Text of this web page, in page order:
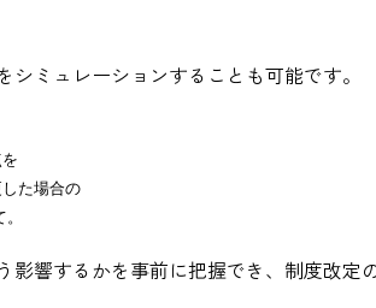
ミュレーションすることも可能です。
した場合の
響するかを事前に把握でき、制度改定